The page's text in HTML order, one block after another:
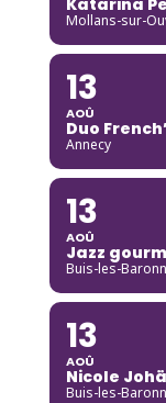
Mollans-sur-
13
AOÛ
Duo
Annecy
13
AOÛ
Jazz
Buis-les-
13
AOÛ
Nicole
Buis-les-